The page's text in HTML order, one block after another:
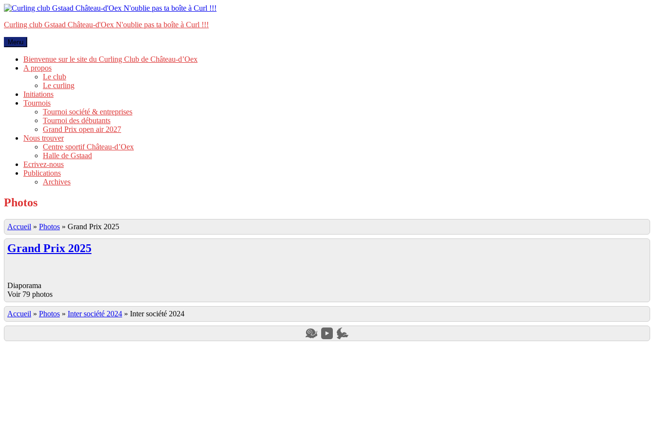
Aller
contenu
Curling club Gstaad Château-d'Oex N'oublie pas ta boîte à Curl !!!
Menu
Bienvenue sur le site du Curling Club de Château-d’Oex
A propos
Le club
Le curling
Initiations
Tournois
Tournoi société & entreprises
Tournoi des débutants
Grand Prix open air 2027
Nous trouver
Centre sportif Château-d’Oex
Halle de Gstaad
Ecrivez-nous
Publications
Archives
Photos
Accueil » Photos » Grand Prix 2025
Grand Prix 2025
Diaporama
Voir 79 photos
Accueil » Photos » Inter société 2024 » Inter société 2024